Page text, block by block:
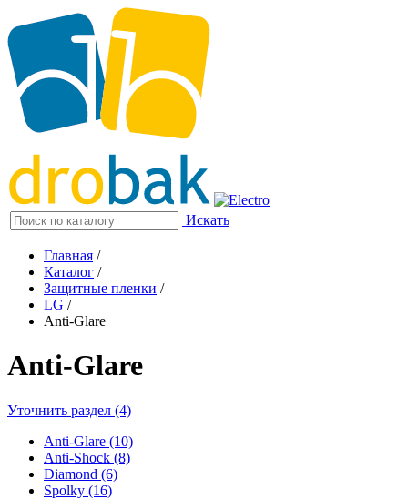
Искать
Главная /
Каталог /
Защитные пленки /
LG /
Anti-Glare
Anti-Glare
Уточнить раздел (4)
Anti-Glare (10)
Anti-Shock (8)
Diamond (6)
Spolky (16)